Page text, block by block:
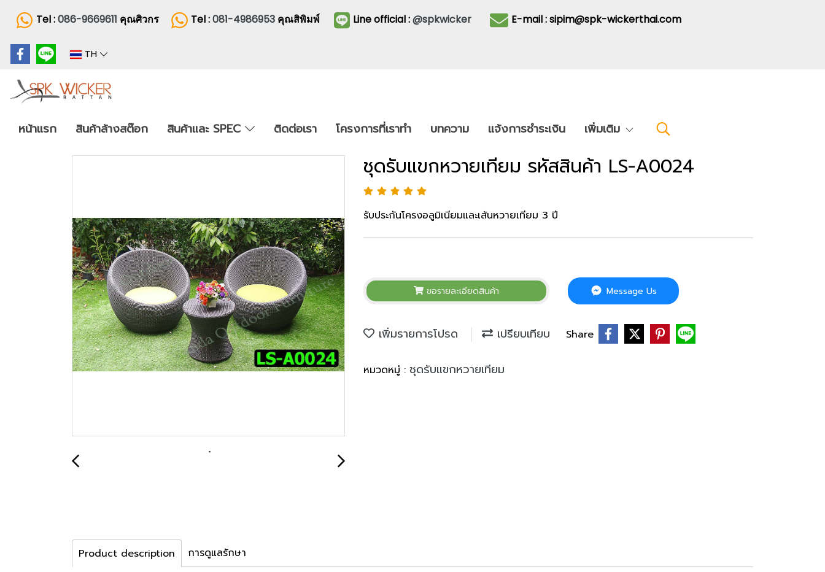
Tel :086-9669611 คุณศิวกร Tel :081-4986953 คุณสิพิมพ์ Line official :@spkwicker E-mail : sipim@spk-wickerthai.com
TH
หน้าแรก สินค้าล้างสต๊อก สินค้าและ SPEC ติดต่อเรา โครงการที่เราทำ บทความ แจ้งการชำระเงิน เพิ่มเติม
ชุดรับแขกหวายเทียม รหัสสินค้า LS-A0024
รับประกันโครงอลูมิเนียมและเส้นหวายเทียม 3 ปี
ขอรายละเอียดสินค้า Message Us
เพิ่มรายการโปรด เปรียบเทียบ Share
หมวดหมู่ : ชุดรับแขกหวายเทียม
Product description การดูแลรักษา